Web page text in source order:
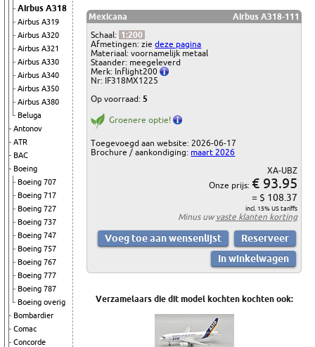
Airbus A318
Airbus A319
Airbus A320
Airbus A321
Airbus A330
Airbus A340
Airbus A350
Airbus A380
Beluga
Antonov
ATR
BAC
Boeing
Boeing 707
Boeing 717
Boeing 727
Boeing 737
Boeing 747
Boeing 757
Boeing 767
Boeing 777
Boeing 787
Boeing overig
Bombardier
Comac
Concorde
Mexicana
Airbus A318-111
Schaal: 1:200
Afmetingen: ziedeze pagina
Materiaal: voornamelijk metaal
Staander: meegeleverd
Merk: Inflight200
Nr: IF318MX1225
Op voorraad:5
Groenere optie!
Toegevoegd aan website: 2026-06-17
Brochure / aankondiging: maart 2026
XA-UBZ
Onze prijs: € 93.95
= $ 108.37
incl. 15% US tariffs
Minus uwvaste klanten korting
Verzamelaars die dit model kochten kochten ook: